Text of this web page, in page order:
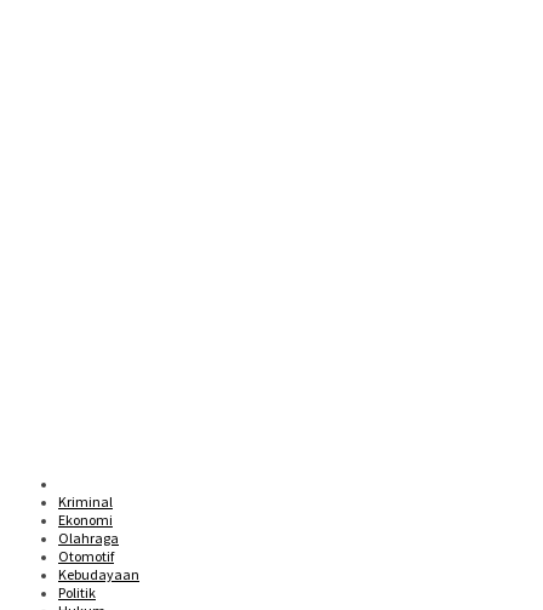
Kriminal
Ekonomi
Olahraga
Otomotif
Kebudayaan
Politik